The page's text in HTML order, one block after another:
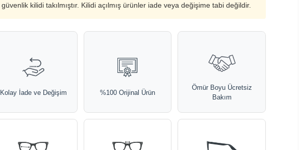
güvenlik kilidi takılmıştır. Kilidi açılmış ürünler iade veya değişime tabi değildir.
Kolay İade ve Değişim %100 Orijinal Ürün
Ömür Boyu Ücretsiz
Bakım